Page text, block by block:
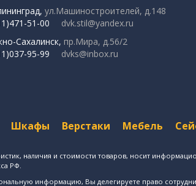
ул.Машиностроителей, д.148
51-00
dvk.stil@yandex.ru
Сахалинск, пр.Мира, д.56/2
95-99
dvks@inbox.ru
Шкафы Верстаки Мебель
наличия и стоимости товаров, носит
РФ.
информацию, Вы делегируете право